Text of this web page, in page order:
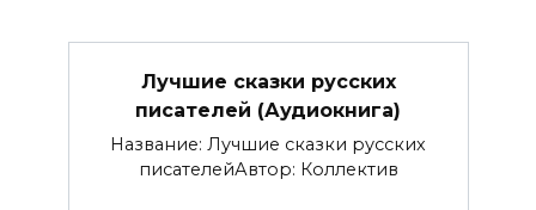
Лучшие сказки русских
писателей (Аудиокнига)
Название: Лучшие сказки русских
писателейАвтор: Коллектив